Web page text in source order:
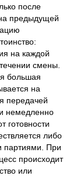
после
предыдущей
на каждой
смены.
большая
на
передачей
немедленно
готовности
либо
партиями. При
происходит
или